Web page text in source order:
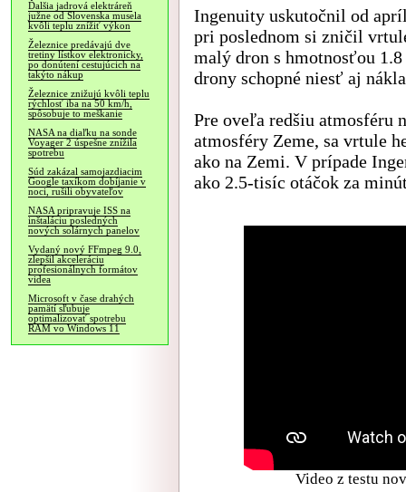
Ďalšia jadrová elektráreň
južne od Slovenska musela
kvôli teplu znížiť výkon
Železnice predávajú dve
tretiny lístkov elektronicky,
po donútení cestujúcich na
takýto nákup
Železnice znižujú kvôli teplu
rýchlosť iba na 50 km/h,
spôsobuje to meškanie
NASA na diaľku na sonde
Voyager 2 úspešne znížila
spotrebu
Súd zakázal samojazdiacim
Google taxíkom dobíjanie v
noci, rušili obyvateľov
NASA pripravuje ISS na
inštaláciu posledných
nových solárnych panelov
Vydaný nový FFmpeg 9.0,
zlepšil akceleráciu
profesionálnych formátov
videa
Microsoft v čase drahých
pamätí sľubuje
optimalizovať spotrebu
RAM vo Windows 11
Ingenuity uskutočnil od
pri poslednom si zničil
malý dron s hmotnosťou
drony schopné niesť aj
Pre oveľa redšiu atmosféru
atmosféry Zeme, sa vrtule
ako na Zemi. V prípade
ako 2.5-tisíc otáčok za
Video z testu